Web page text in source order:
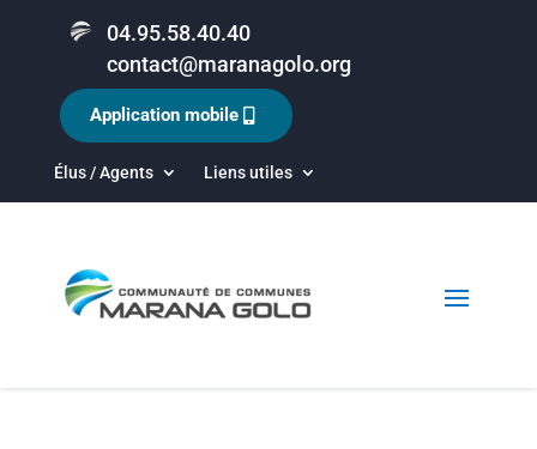
04.95.58.40.40
contact@maranagolo.org
Élus / Agents Liens utiles
Application mobile